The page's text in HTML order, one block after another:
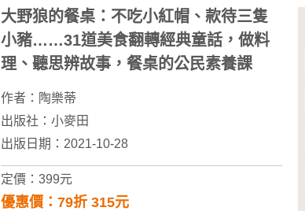
大野狼的餐桌：不吃小紅帽、款待三隻
小豬……31道美食翻轉經典童話，做料
理、聽思辨故事，餐桌的公民素養課
作者： 陶樂蒂
出版社： 小麥田
出版日期：2021-10-28
定價：399元
優惠價：79折 315元